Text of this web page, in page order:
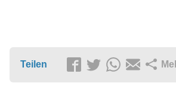
Teilen